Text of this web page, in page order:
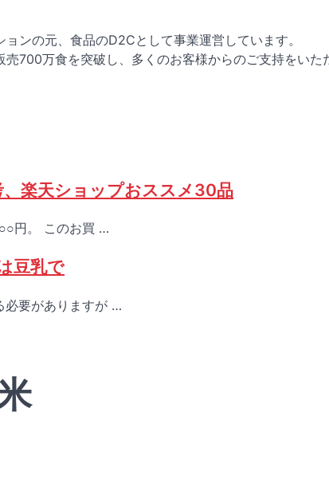
ンの元、食品のD2Cとして事業運営しています。
700万食を突破し、多くのお客様からのご支持をいた
、楽天ショップおススメ30品
円。 このお買 …
豆乳で
必要がありますが …